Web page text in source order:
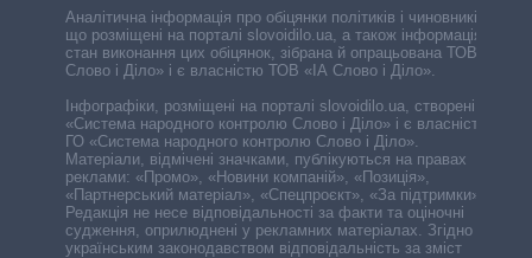
Аналітична інформація про обіцянки політиків і чиновників,
що розміщені на порталі slovoidilo.ua, а також інформація про
стан виконання цих обіцянок, зібрана й опрацьована ТОВ «ІА
Слово і Діло» і є власністю ТОВ «ІА Слово і Діло».
Інфографіки, розміщені на порталі slovoidilo.ua, створені ГО
«Система народного контролю Слово і Діло» і є власністю
ГО «Система народного контролю Слово і Діло».
Матеріали, відмічені значками, публікуються на правах
реклами: «Промо», «Новини компаній», «Позиція»,
«Партнерський матеріал», «Спецпроєкт», «За підтримки».
Редакція не несе відповідальності за факти та оціночні
судження, оприлюднені у рекламних матеріалах. Згідно з
українським законодавством відповідальність за зміст